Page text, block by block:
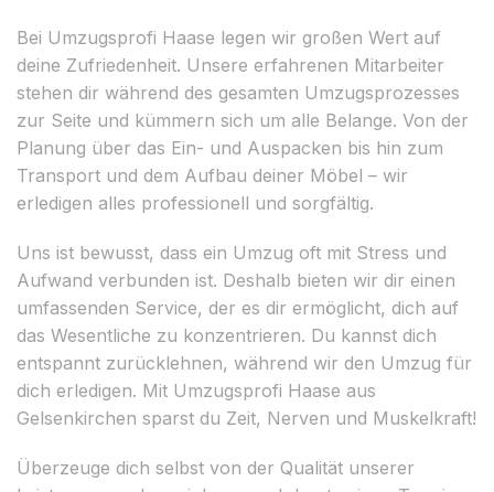
Bei Umzugsprofi Haase legen wir großen Wert auf
deine Zufriedenheit. Unsere erfahrenen Mitarbeiter
stehen dir während des gesamten Umzugsprozesses
zur Seite und kümmern sich um alle Belange. Von der
Planung über das Ein- und Auspacken bis hin zum
Transport und dem Aufbau deiner Möbel – wir
erledigen alles professionell und sorgfältig.
Uns ist bewusst, dass ein Umzug oft mit Stress und
Aufwand verbunden ist. Deshalb bieten wir dir einen
umfassenden Service, der es dir ermöglicht, dich auf
das Wesentliche zu konzentrieren. Du kannst dich
entspannt zurücklehnen, während wir den Umzug für
dich erledigen. Mit Umzugsprofi Haase aus
Gelsenkirchen sparst du Zeit, Nerven und Muskelkraft!
Überzeuge dich selbst von der Qualität unserer